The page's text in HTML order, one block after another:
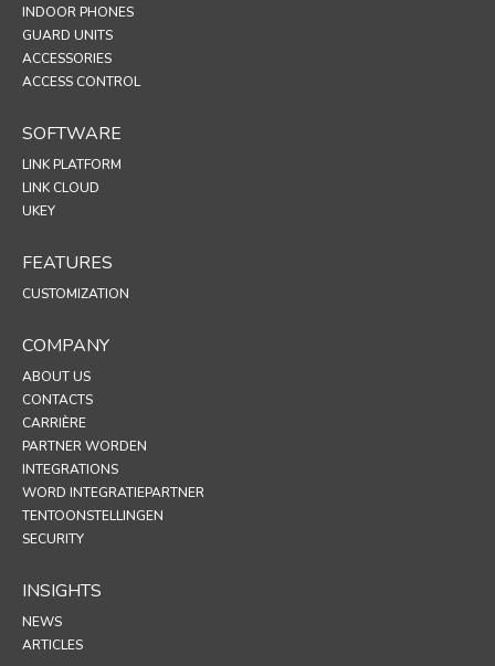
INDOOR PHONES
GUARD UNITS
ACCESSORIES
ACCESS CONTROL
SOFTWARE
LINK PLATFORM
LINK CLOUD
UKEY
FEATURES
CUSTOMIZATION
COMPANY
ABOUT US
CONTACTS
CARRIÈRE
PARTNER WORDEN
INTEGRATIONS
WORD INTEGRATIEPARTNER
TENTOONSTELLINGEN
SECURITY
INSIGHTS
NEWS
ARTICLES